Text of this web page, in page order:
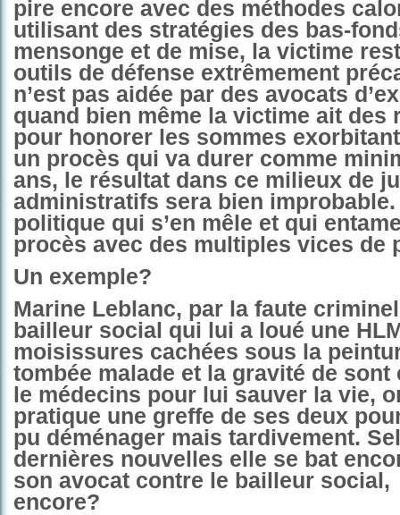
pire encore avec des méthodes
utilisant des stratégies des bas-
mensonge et de mise, la victime
outils de défense extrêmement
n’est pas aidée par des avocats
quand bien même la victime ait des
pour honorer les sommes
un procès qui va durer comme
ans, le résultat dans ce milieux de
administratifs sera bien
politique qui s’en mêle et qui
procès avec des multiples vices de
Un exemple?
Marine Leblanc, par la faute
bailleur social qui lui a loué une
moisissures cachées sous la
tombée malade et la gravité de sont
le médecins pour lui sauver la vie,
pratique une greffe de ses deux
pu déménager mais tardivement.
dernières nouvelles elle se bat
son avocat contre le bailleur social,
encore?